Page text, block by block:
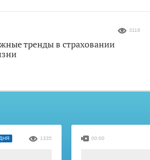
тренды в страховании
3118
1335 00:00